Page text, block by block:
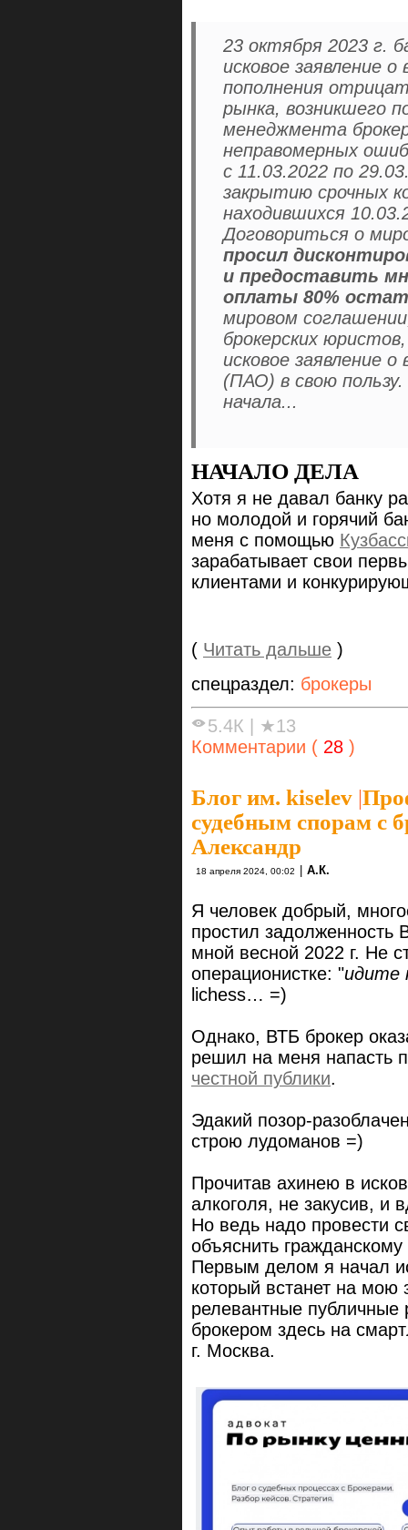
23 октября 2023 г.
исковое заявление
пополнения
рынка, возникшего
менеджмента
неправомерных
с 11.03.2022 по
закрытию срочных
находившихся
Договориться о
просил
и предоставить
оплаты 80%
мировом
брокерских
исковое заявление
(ПАО) в свою
начала...
НАЧАЛО ДЕЛА
Хотя я не давал банку
но молодой и горячий
меня с помощью
зарабатывает свои
клиентами и
( Читать дальше )
спецраздел: брокеры
5.4К | ★13
Комментарии ( 28 )
Блог им. kiselev |
судебным спорам с
Александр
18 апреля 2024, 00:02 | А.К.
Я человек добрый,
простил задолженность
мной весной 2022 г. Не
операционистке: "идите
lichess… =)
Однако, ВТБ брокер
решил на меня напасть
честной публики.
Эдакий позор-
строю лудоманов =)
Прочитав ахинею в
алкоголя, не закусив, и
Но ведь надо провести
объяснить
Первым делом я начал
который встанет на мою
релевантные
брокером здесь на
г. Москва.